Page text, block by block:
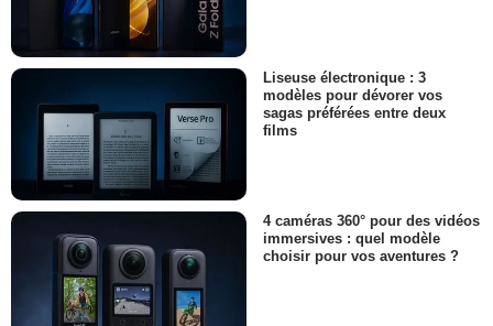
Liseuse électronique : 3
modèles pour dévorer vos
sagas préférées entre deux
films
4 caméras 360° pour des vidéos
immersives : quel modèle
choisir pour vos aventures ?